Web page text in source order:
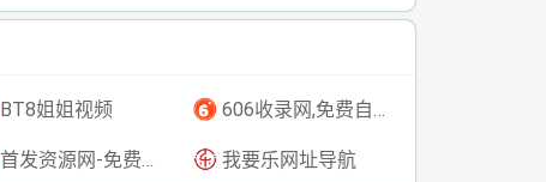
BT8姐姐视频 606收录网,免费自动秒收录网址,提供自动收录,网站导航大全源码,自动链,友情链接交换。
首发资源网-免费资源下载-最新php源码下载-热门资源下载 我要乐网址导航